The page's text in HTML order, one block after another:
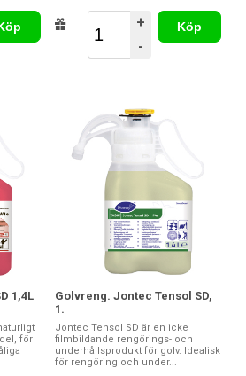
+
-
Köp
1,4L
för
Golvreng. Jontec Tensol SD,
1.
Jontec Tensol SD är en icke
filmbildande rengörings- och
underhållsprodukt för golv. Idealisk
för rengöring och under...